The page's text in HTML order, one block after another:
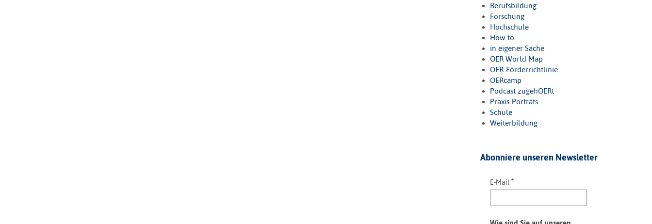
Berufsbildung
Forschung
Hochschule
How to
in eigener Sache
OER World Map
OER-Förderrichtlinie
OERcamp
Podcast zugehOERt
Praxis-Porträts
Schule
Weiterbildung
Abonniere unseren Newsletter
E-Mail *